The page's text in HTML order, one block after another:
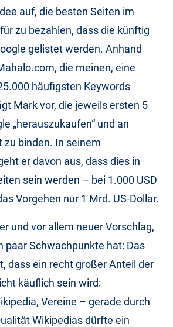
auf, die besten Seiten im
zu bezahlen, dass die künftig
gelistet werden. Anhand
die meinen, eine
häufigsten Keywords
Mark vor, die jeweils ersten 5
„herauszukaufen“ und an
binden. In seinem
er davon aus, dass dies in
sein werden – bei 1.000 USD
Vorgehen nur 1 Mrd. US-Dollar.
und vor allem neuer Vorschlag,
paar Schwachpunkte hat: Das
dass ein recht großer Anteil der
käuflich sein wird:
Vereine – gerade durch
Wikipedias dürfte ein